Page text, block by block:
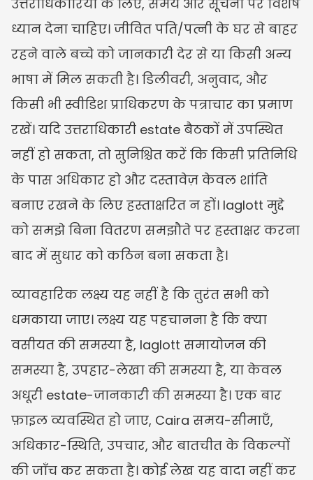
उत्तराधिकारियों के लिए, समय और सूचना पर विशेष
ध्यान देना चाहिए। जीवित पति/पत्नी के घर से बाहर
रहने वाले बच्चे को जानकारी देर से या किसी अन्य
भाषा में मिल सकती है। डिलीवरी, अनुवाद, और
किसी भी स्वीडिश प्राधिकरण के पत्राचार का प्रमाण
रखें। यदि उत्तराधिकारी estate बैठकों में उपस्थित
नहीं हो सकता, तो सुनिश्चित करें कि किसी प्रतिनिधि
के पास अधिकार हो और दस्तावेज़ केवल शांति
बनाए रखने के लिए हस्ताक्षरित न हों। laglott मुद्दे
को समझे बिना वितरण समझौते पर हस्ताक्षर करना
बाद में सुधार को कठिन बना सकता है।
व्यावहारिक लक्ष्य यह नहीं है कि तुरंत सभी को
धमकाया जाए। लक्ष्य यह पहचानना है कि क्या
वसीयत की समस्या है, laglott समायोजन की
समस्या है, उपहार-लेखा की समस्या है, या केवल
अधूरी estate-जानकारी की समस्या है। एक बार
फ़ाइल व्यवस्थित हो जाए, Caira समय-सीमाएँ,
अधिकार-स्थिति, उपचार, और बातचीत के विकल्पों
की जाँच कर सकता है। कोई लेख यह वादा नहीं कर